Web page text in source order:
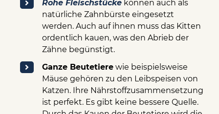
Rohe Fleischstücke können auch als
natürliche Zahnbürste eingesetzt
werden. Auch auf ihnen muss das Kitten
ordentlich kauen, was den Abrieb der
Zähne begünstigt.
Ganze Beutetiere wie beispielsweise
Mäuse gehören zu den Leibspeisen von
Katzen. Ihre Nährstoffzusammensetzung
ist perfekt. Es gibt keine bessere Quelle.